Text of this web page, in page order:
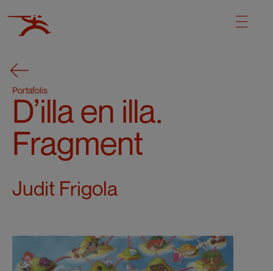
Portafolis
D’illa en illa.
Fragment
Judit Frigola